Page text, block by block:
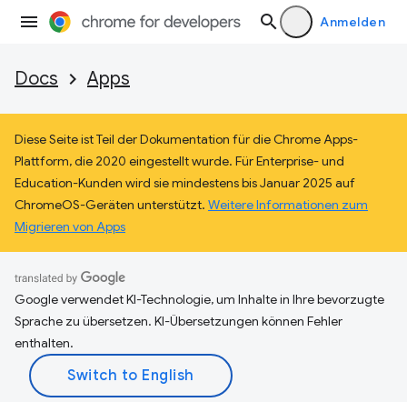
Anmelden
Docs Apps
Diese Seite ist Teil der Dokumentation für die Chrome Apps-
Plattform, die 2020 eingestellt wurde. Für Enterprise- und
Education-Kunden wird sie mindestens bis Januar 2025 auf
ChromeOS-Geräten unterstützt. Weitere Informationen zum
Migrieren von Apps
Google verwendet KI-Technologie, um Inhalte in Ihre bevorzugte
Sprache zu übersetzen. KI-Übersetzungen können Fehler
enthalten.